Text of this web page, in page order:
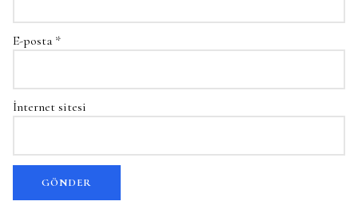
E-posta *
İnternet sitesi